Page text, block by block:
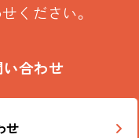
ください。
い合わせ
せ